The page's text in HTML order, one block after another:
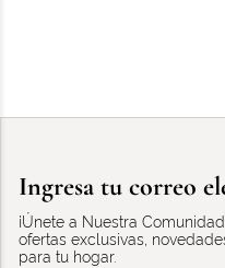
Ingresa tu correo
¡Únete a Nuestra
ofertas exclusivas,
para tu hogar.